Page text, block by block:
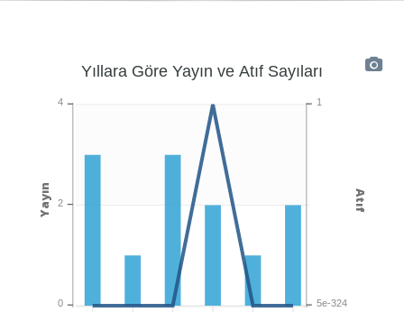
Yıllara Göre Yayın ve Atıf Sayıları
1
5e-324
Atıf
4
2
0
Yayın